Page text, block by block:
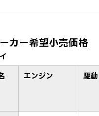
カー希望小売価格
エンジン 駆動